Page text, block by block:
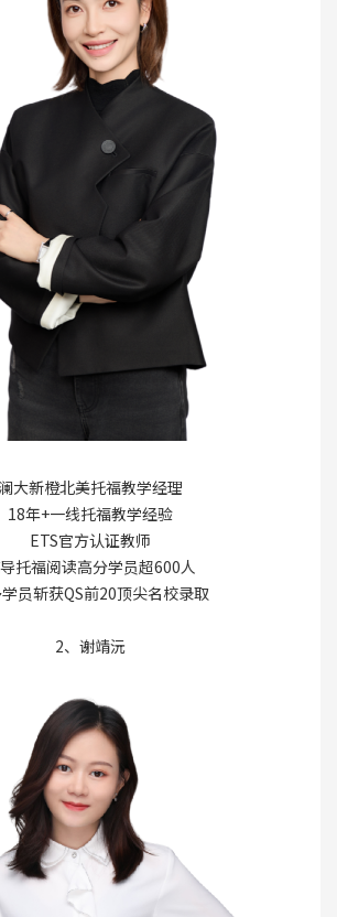
大新橙北美托福教学经理
18年+一线托福教学经验
ETS官方认证教师
托福阅读高分学员超600人
员斩获QS前20顶尖名校录取
2、谢靖沅